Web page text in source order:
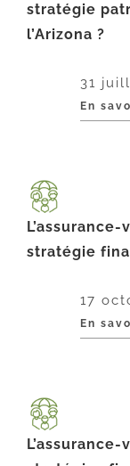
stratégie
l’Arizona ?
31
En
stratégie
17
En